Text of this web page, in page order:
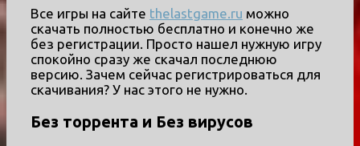
Все игры на сайте thelastgame.ru можно
скачать полностью бесплатно и конечно же
без регистрации. Просто нашел нужную игру
спокойно сразу же скачал последнюю
версию. Зачем сейчас регистрироваться для
скачивания? У нас этого не нужно.
Без торрента и Без вирусов